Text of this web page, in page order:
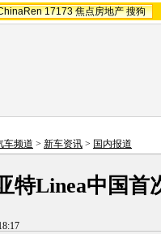
17173 焦点房地产 搜狗
车频道 > 新车资讯 > 国内报道
特Linea中国首